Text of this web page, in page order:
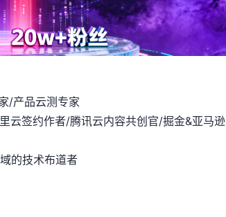
/产品云测专家
云签约作者/腾讯云内容共创官/掘金&亚马逊
的技术布道者